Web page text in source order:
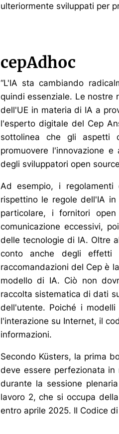
ulteriormente sviluppati per
cepAdhoc
“L'IA sta cambiando
quindi essenziale. Le nostre
dell'UE in materia di IA a
l'esperto digitale del Cep
sottolinea che gli aspetti
promuovere l'innovazione
degli sviluppatori open
Ad esempio, i
rispettino le regole dell'IA
particolare, i fornitori
comunicazione eccessivi,
delle tecnologie di IA. Oltre
conto anche degli
raccomandazioni del Cep è
modello di IA. Ciò non
raccolta sistematica di dati
dell'utente. Poiché i
l'interazione su Internet, il
informazioni.
Secondo Küsters, la prima
deve essere perfezionata
durante la sessione
lavoro 2, che si occupa
entro aprile 2025. Il Codice